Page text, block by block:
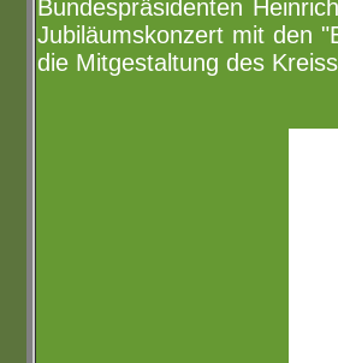
Bundespräsidenten
Jubiläumskonzert mit den
die Mitgestaltung des